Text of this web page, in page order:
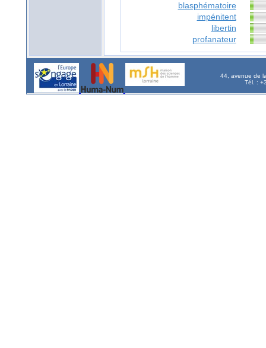
blasphématoire
impénitent
libertin
profanateur
44, avenue de
Tél. :